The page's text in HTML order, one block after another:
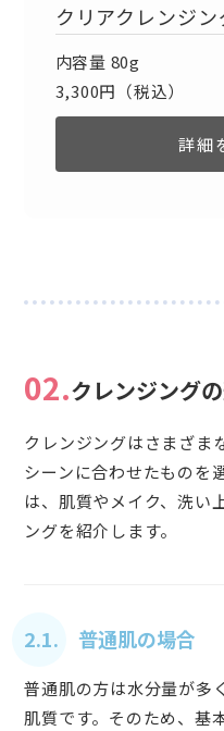
クリアクレンジ
内容量 80g
3,300円（税込）
詳細
02.クレンジング
クレンジングはさまざま
シーンに合わせたものを
は、肌質やメイク、洗い
ングを紹介します。
2.1. 普通肌の場合
普通肌の方は水分量が多
肌質です。そのため、基